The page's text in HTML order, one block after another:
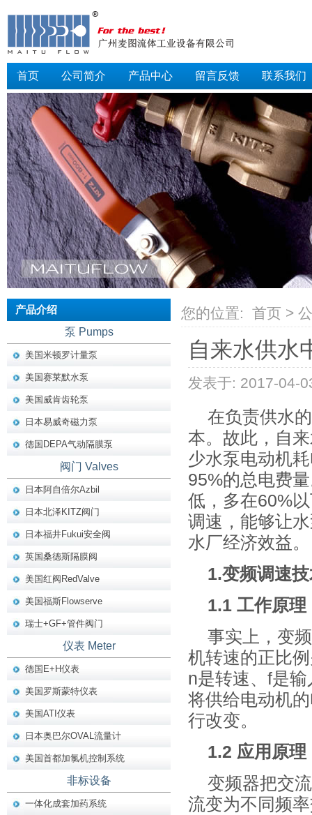
首页 公司简介 产品中心 留言反馈 联系我们
您的位置: 首页 >
自来水供水
发表于: 2017-04-
在负责供水
本。故此，自
少水泵电动机
95%的总电费
低，多在60%
调速，能够让
水厂经济效益。
1.变频调速
1.1 工作原理
事实上，变
机转速的正比
n是转速、f是
将供给电动机
行改变。
1.2 应用原理
变频器把交
流变为不同频
产品介绍
泵 Pumps
美国米顿罗计量泵
美国赛莱默水泵
美国威肯齿轮泵
日本易威奇磁力泵
德国DEPA气动隔膜泵
阀门 Valves
日本阿自倍尔Azbil
日本北泽KITZ阀门
日本福井Fukui安全阀
英国桑德斯隔膜阀
美国红阀RedValve
美国福斯Flowserve
瑞士+GF+管件阀门
仪表 Meter
德国E+H仪表
美国罗斯蒙特仪表
美国ATI仪表
日本奥巴尔OVAL流量计
美国首都加氯机控制系统
非标设备
一体化成套加药系统